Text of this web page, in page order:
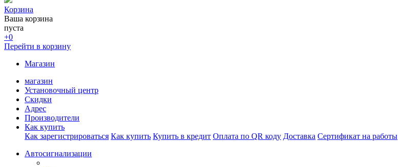
Корзина
Ваша корзина
пуста
+0
Перейти в корзину
Магазин
магазин
Установочный центр
Скидки
Адрес
Производители
Как купить
Как зарегистрироваться Как купить Купить в кредит Оплата по QR коду Доставка Сертификат на работы
Автосигнализации